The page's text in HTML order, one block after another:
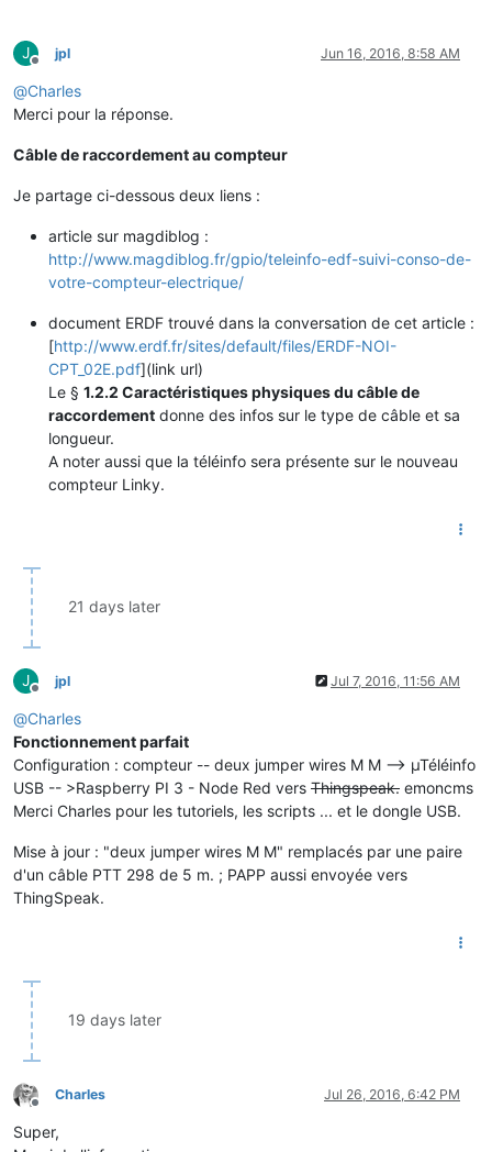
J
Offline
jpl Jun 16, 2016, 8:58 AM
@Charles
Merci pour la réponse.
Câble de raccordement au compteur
Je partage ci-dessous deux liens :
article sur magdiblog :
http://www.magdiblog.fr/gpio/teleinfo-edf-suivi-conso-de-
votre-compteur-electrique/
document ERDF trouvé dans la conversation de cet article :
[http://www.erdf.fr/sites/default/files/ERDF-NOI-
CPT_02E.pdf](link url)
Le § 1.2.2 Caractéristiques physiques du câble de
raccordement donne des infos sur le type de câble et sa
longueur.
A noter aussi que la téléinfo sera présente sur le nouveau
compteur Linky.
21 days later
J
Offline
jpl Jul 7, 2016, 11:56 AM
@Charles
Fonctionnement parfait
Configuration : compteur -- deux jumper wires M M --> µTéléinfo
USB -- >Raspberry PI 3 - Node Red vers Thingspeak. emoncms
Merci Charles pour les tutoriels, les scripts ... et le dongle USB.
Mise à jour : "deux jumper wires M M" remplacés par une paire
d'un câble PTT 298 de 5 m. ; PAPP aussi envoyée vers
ThingSpeak.
19 days later
Offline
Charles Jul 26, 2016, 6:42 PM
Super,